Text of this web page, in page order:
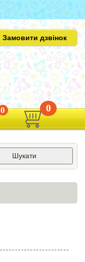
Замовити дзвінок
0 0
Шукати